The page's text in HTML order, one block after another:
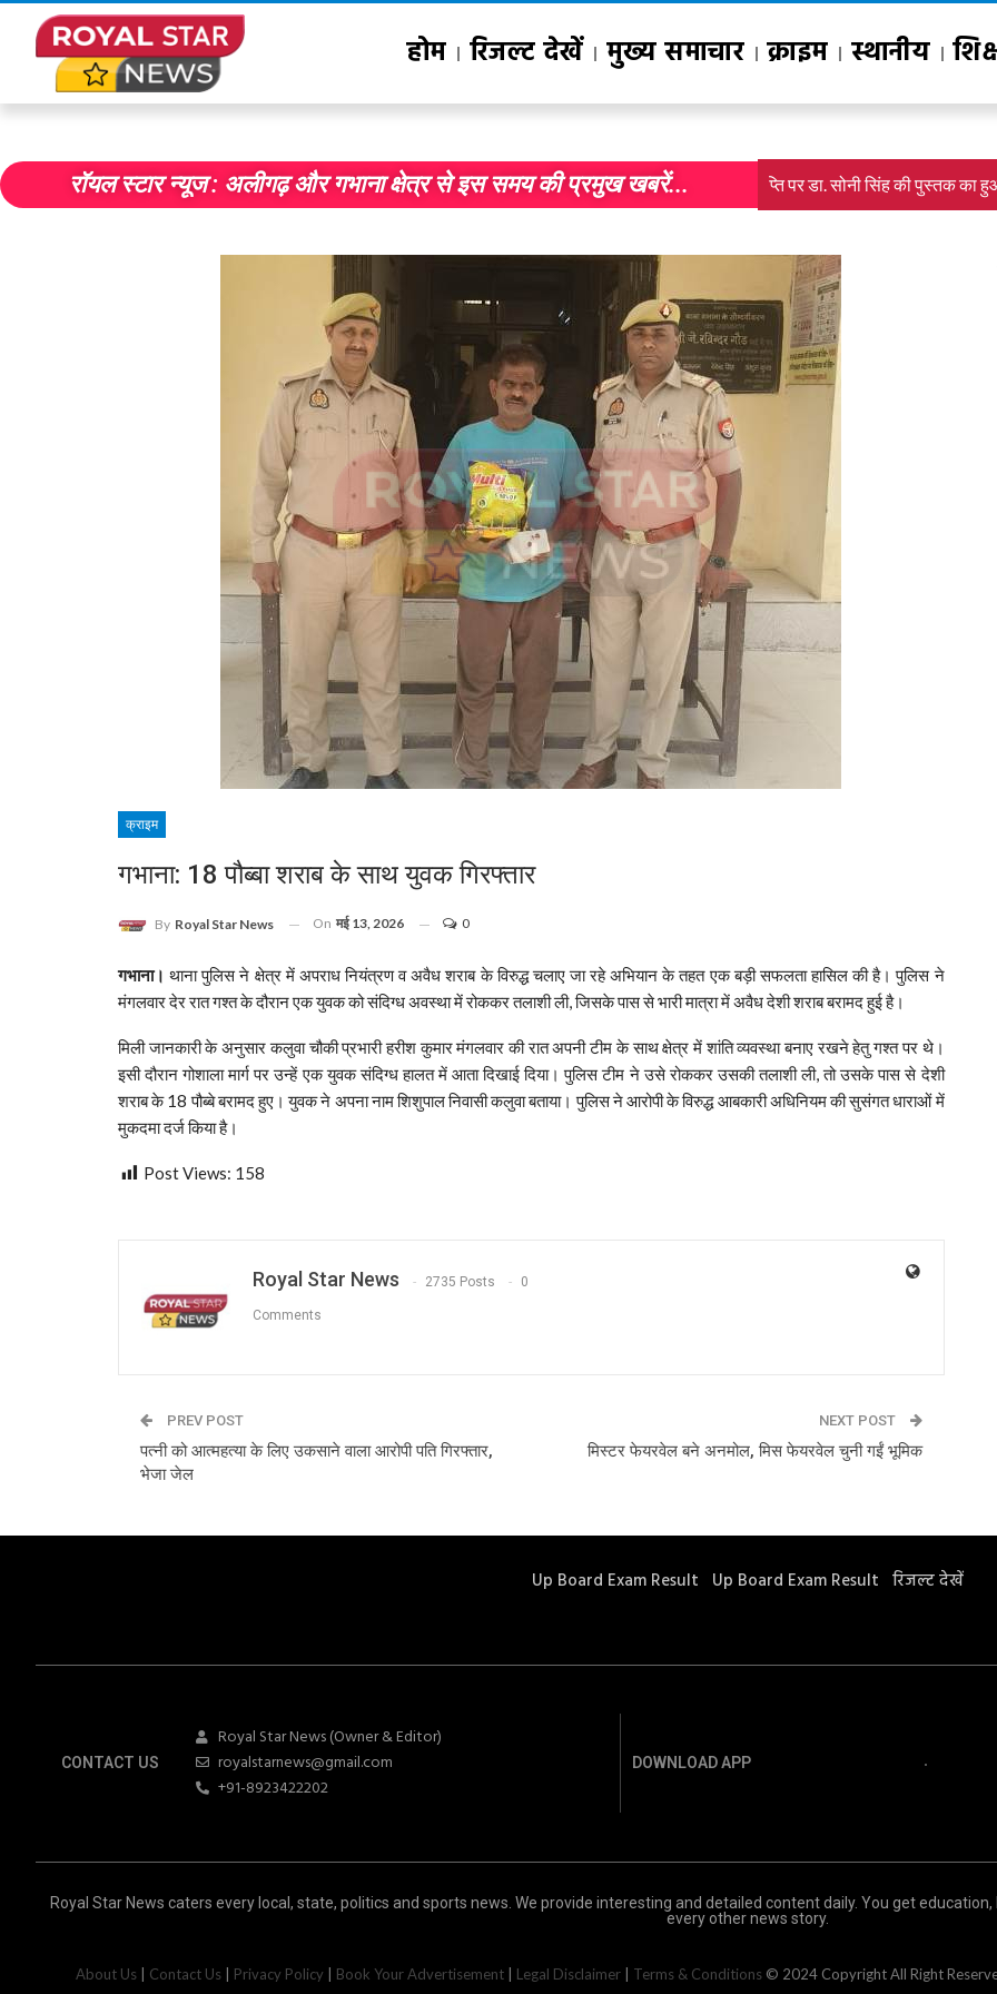
होम रिजल्ट देखें मुख्य समाचार क्राइम स्थानीय
रॉयल स्टार न्यूज : अलीगढ़ और गभाना क्षेत्र से इस समय की प्रमुख खबरें...जैव प्रौद्योगिकी से सतत विकास लक्ष्यों की प्राप्ति पर डा. सोनी सिंह की पुस्तक का हुआ
क्राइम
गभाना: 18 पौब्बा शराब के साथ युवक गिरफ्तार
By Royal Star News On मई 13, 2026 0
गभाना। थाना पुलिस ने क्षेत्र में अपराध नियंत्रण व अवैध शराब के विरुद्ध चलाए जा रहे अभियान के तहत एक बड़ी सफलता हासिल की है। पुलिस ने
मंगलवार देर रात गश्त के दौरान एक युवक को संदिग्ध अवस्था में रोककर तलाशी ली, जिसके पास से भारी मात्रा में अवैध देशी शराब बरामद हुई है।
मिली जानकारी के अनुसार कलुवा चौकी प्रभारी हरीश कुमार मंगलवार की रात अपनी टीम के साथ क्षेत्र में शांति व्यवस्था बनाए रखने हेतु गश्त पर थे।
इसी दौरान गोशाला मार्ग पर उन्हें एक युवक संदिग्ध हालत में आता दिखाई दिया। पुलिस टीम ने उसे रोककर उसकी तलाशी ली, तो उसके पास से देशी
शराब के 18 पौब्बे बरामद हुए। युवक ने अपना नाम शिशुपाल निवासी कलुवा बताया। पुलिस ने आरोपी के विरुद्ध आबकारी अधिनियम की सुसंगत धाराओं में
मुकदमा दर्ज किया है।
Post Views: 158
Royal Star News 2735 Posts 0
Comments
PREV POST
पत्नी को आत्महत्या के लिए उकसाने वाला आरोपी पति गिरफ्तार,
भेजा जेल
NEXT POST
मिस्टर फेयरवेल बने अनमोल, मिस फेयरवेल चुनी गईं भूमिक
Up Board Exam Result Up Board Exam Result रिजल्ट देखें
CONTACT US
Royal Star News (Owner & Editor)
royalstarnews@gmail.com
+91-8923422202
DOWNLOAD APP
Royal Star News caters every local, state, politics and sports news. We provide interesting and detailed content daily. You get
every other news story.
About Us| Contact Us| Privacy Policy Book Your Advertisement| Legal Disclaimer| Terms & Conditions© 2024 Copyright All Right